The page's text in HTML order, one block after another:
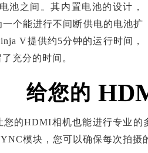
池之间。其内置电池的设计，
个能进行不间断供电的电池扩
V提供约5分钟的运行时间，
充分的时间。
给您的
您的HDMI相机也能进行专业
模块，您可以确保每次拍摄